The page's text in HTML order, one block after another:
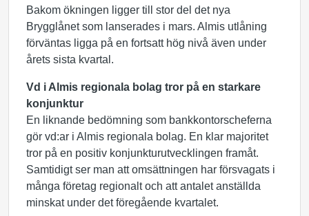
Bakom ökningen ligger till stor del det nya
Brygglånet som lanserades i mars. Almis utlåning
förväntas ligga på en fortsatt hög nivå även under
årets sista kvartal.
Vd i Almis regionala bolag tror på en starkare
konjunktur
En liknande bedömning som bankkontorscheferna
gör vd:ar i Almis regionala bolag. En klar majoritet
tror på en positiv konjunkturutvecklingen framåt.
Samtidigt ser man att omsättningen har försvagats i
många företag regionalt och att antalet anställda
minskat under det föregående kvartalet.